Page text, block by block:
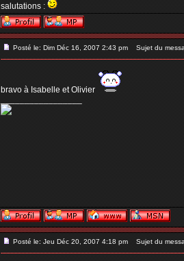
salutations :
Posté le: Dim Déc 16, 2007 2:43 pm Sujet du
bravo à Isabelle et Olivier
_________________
Posté le: Jeu Déc 20, 2007 4:18 pm Sujet du